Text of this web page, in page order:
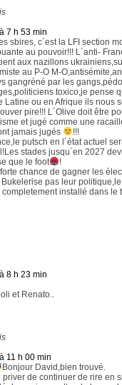
7 h 53 min
sbires, c´est la LFI section
au pouvoir!!! L´anti-
aux nazillons
au P-O M-
gangréné par les
toxico,je pense
Latine ou en Afrique ils nous
pire!!! L´Olive doit être
et jugé comme une
jamais jugés
!!!
putsch en l´état actuel
stades jusqu´en 2027
que le foot
!
chance de gagner les
Bukelerise pas leur
completement installé dans le
8 h 23 min
et Renato..
11 h 00 min
Bonjour David,bien trouvé.
priver de continuer de rire en